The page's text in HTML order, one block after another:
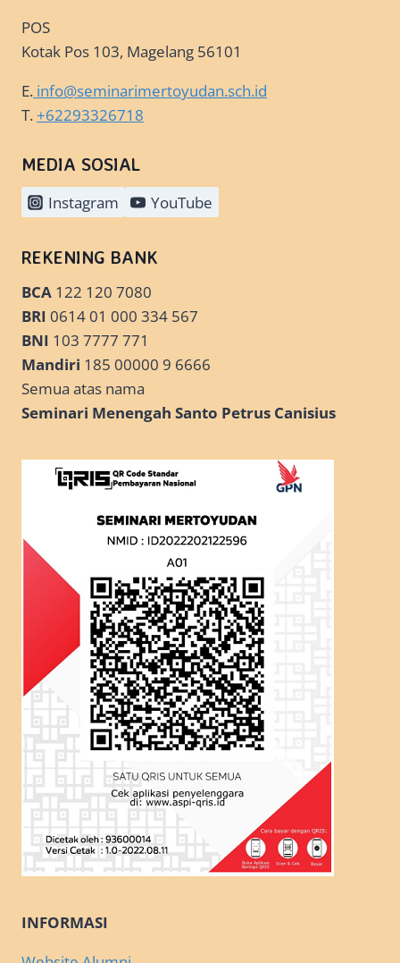
POS
Kotak Pos 103, Magelang 56101
E. info@seminarimertoyudan.sch.id
T.+62293326718
MEDIA SOSIAL
Instagram YouTube
REKENING BANK
BCA 122 120 7080
BRI 0614 01 000 334 567
BNI 103 7777 771
Mandiri 185 00000 9 6666
Semua atas nama
Seminari Menengah Santo Petrus Canisius
INFORMASI